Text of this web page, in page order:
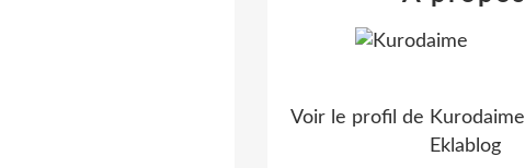
Voir le profil de Kurodaime
Eklablog